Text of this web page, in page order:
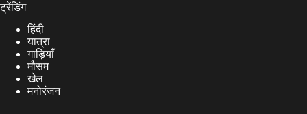
ट्रेंडिंग
हिंदी
यात्रा
गाड़ियाँ
मौसम
खेल
मनोरंजन